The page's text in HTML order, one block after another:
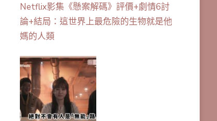
Netflix影集《懸案解碼》評價+劇情6討
論+結局：這世界上最危險的生物就是他
媽的人類